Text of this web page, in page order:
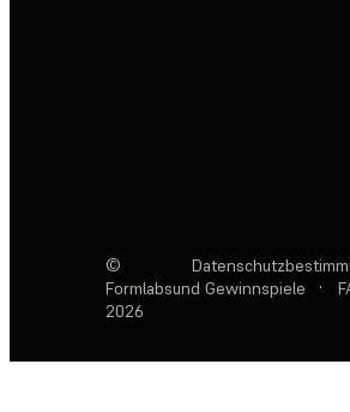
©
Formlabs
2026
und Gewinnspiele
·